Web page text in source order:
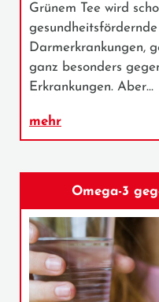
Grünem Tee wird
Darmerkrankungen,
ganz besonders
Erkrankungen. Aber…
mehr
Omega-3